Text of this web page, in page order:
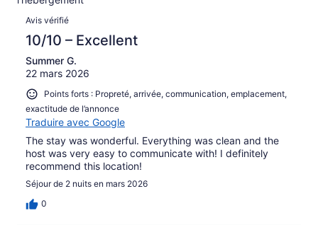
Avis
Avis vérifié
10/10 – Excellent
Summer G.
22 mars 2026
Points forts : Propreté, arrivée, communication, emplacement,
exactitude de l’annonce
Traduire avec Google
The stay was wonderful. Everything was clean and the
host was very easy to communicate with! I definitely
recommend this location!
Séjour de 2 nuits en mars 2026
0